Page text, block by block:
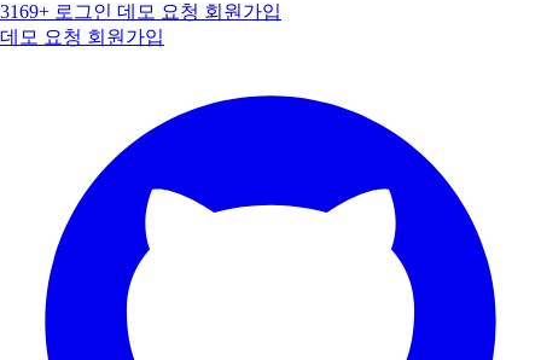
3169+ 로그인 데모 요청 회원가입
데모 요청 회원가입